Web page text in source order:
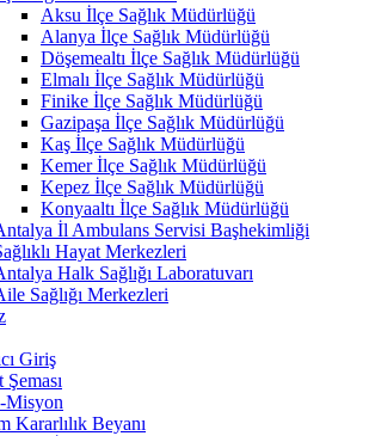
Aksu İlçe Sağlık Müdürlüğü
Alanya İlçe Sağlık Müdürlüğü
Döşemealtı İlçe Sağlık Müdürlüğü
Elmalı İlçe Sağlık Müdürlüğü
Finike İlçe Sağlık Müdürlüğü
Gazipaşa İlçe Sağlık Müdürlüğü
Kaş İlçe Sağlık Müdürlüğü
Kemer İlçe Sağlık Müdürlüğü
Kepez İlçe Sağlık Müdürlüğü
Konyaaltı İlçe Sağlık Müdürlüğü
İl Ambulans Servisi Başhekimliği
Hayat Merkezleri
Halk Sağlığı Laboratuvarı
Sağlığı Merkezleri
Giriş
Misyon
Kararlılık Beyanı